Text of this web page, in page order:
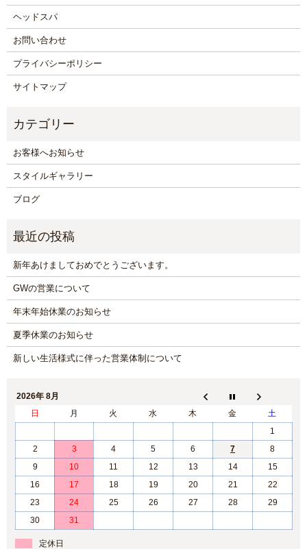
ヘッドスパ
お問い合わせ
プライバシーポリシー
サイトマップ
お客様へお知らせ
スタイルギャラリー
ブログ
新年あけましておめでとうございます。
GWの営業について
年末年始休業のお知らせ
夏季休業のお知らせ
新しい生活様式に伴った営業体制について
2026年 8月
日
月 火 水 木 金
土
1
2
3 4 5 6 7
8
9
10 11 12 13 14
15
16
17 18 19 20 21
22
23
24 25 26 27 28
29
30
31
定休日